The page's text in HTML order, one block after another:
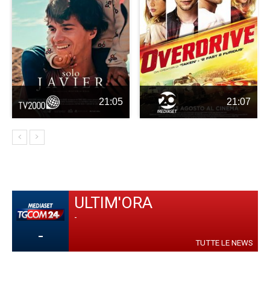
21:05 21:07
-
ULTIM'ORA
-
TUTTE LE NEWS